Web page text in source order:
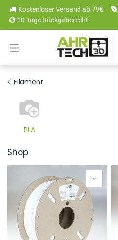
Zum Inhalt springen
Kostenloser Versand ab 79€
30 Tage Rückgaberecht
Filament
PLA
Shop